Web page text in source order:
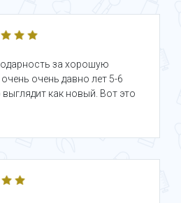
за хорошую
очень давно лет 5-6
выглядит как новый. Вот это